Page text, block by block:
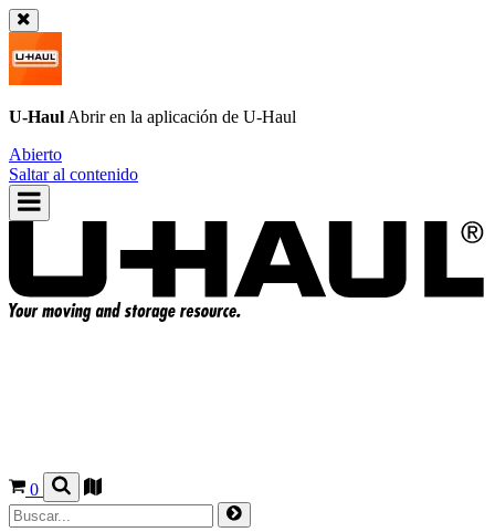
U-Haul Abrir en la aplicación de U-Haul
Abierto
Saltar al contenido
0